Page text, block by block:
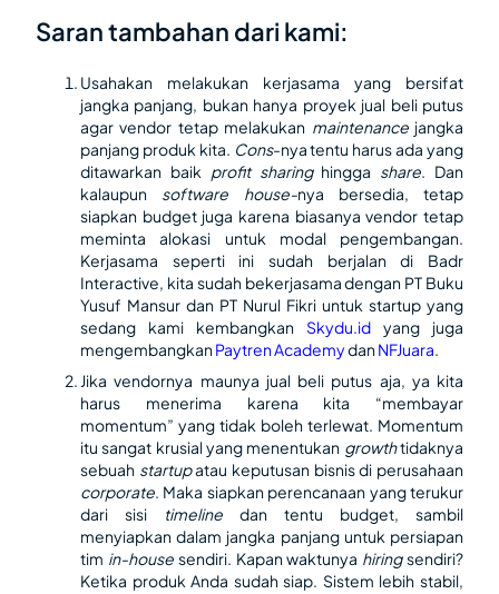
Saran tambahan dari kami:
Usahakan melakukan kerjasama yang bersifat
jangka panjang, bukan hanya proyek jual beli putus
agar vendor tetap melakukan maintenancejangka
panjang produk kita. Cons-nya tentu harus ada yang
ditawarkan baik profit sharing hingga share. Dan
kalaupun software house-nya bersedia, tetap
siapkan budget juga karena biasanya vendor tetap
meminta alokasi untuk modal pengembangan.
Kerjasama seperti ini sudah berjalan di Badr
Interactive, kita sudah bekerjasama dengan PT Buku
Yusuf Mansur dan PT Nurul Fikri untuk startup yang
sedang kami kembangkan Skydu.id yang juga
mengembangkanPaytren AcademydanNFJuara.
Jika vendornya maunya jual beli putus aja, ya kita
harus menerima karena kita “membayar
momentum” yang tidak boleh terlewat. Momentum
itu sangat krusial yang menentukan growthtidaknya
sebuah startupatau keputusan bisnis di perusahaan
corporate. Maka siapkan perencanaan yang terukur
dari sisi
timeline dan tentu budget, sambil
menyiapkan dalam jangka panjang untuk persiapan
tim in-housesendiri. Kapan waktunya hiringsendiri?
Ketika produk Anda sudah siap. Sistem lebih stabil,